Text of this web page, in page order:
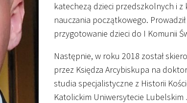
katechezą dzieci przedszkolnych i z
nauczania początkowego. Prowadził
przygotowanie dzieci do I Komunii
Następnie, w roku 2018 został
przez Księdza Arcybiskupa na
studia specjalistyczne z Historii
Katolickim Uniwersytecie Lubelskim